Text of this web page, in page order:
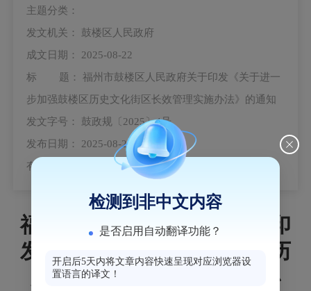
主题分类：
发文机关： 鼓楼区人民政府
成文日期： 2025-08-22
标 题： 福州市鼓楼区人民政府关于印发《关于进一
步加强鼓楼区历史文化街区长效管理实施办法》的通知
发文字号： 鼓政规〔2025〕4号
发布日期： 2025-08-25
有 效 性：
福州市鼓楼区人民政府关于印
发《关于进一步加强鼓楼区历
史文化街区长效管理实施办
检测到非中文内容
是否启用自动翻译功能？
开启后5天内将文章内容快速呈现对应浏览器设
置语言的译文！